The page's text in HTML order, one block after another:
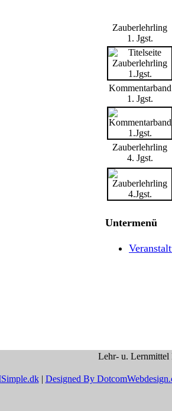
Zauberlehrling
1. Jgst.
Kommentarband
1. Jgst.
Zauberlehrling
4. Jgst.
Untermenü
Lehr- u. Lernmittel
| Designed By